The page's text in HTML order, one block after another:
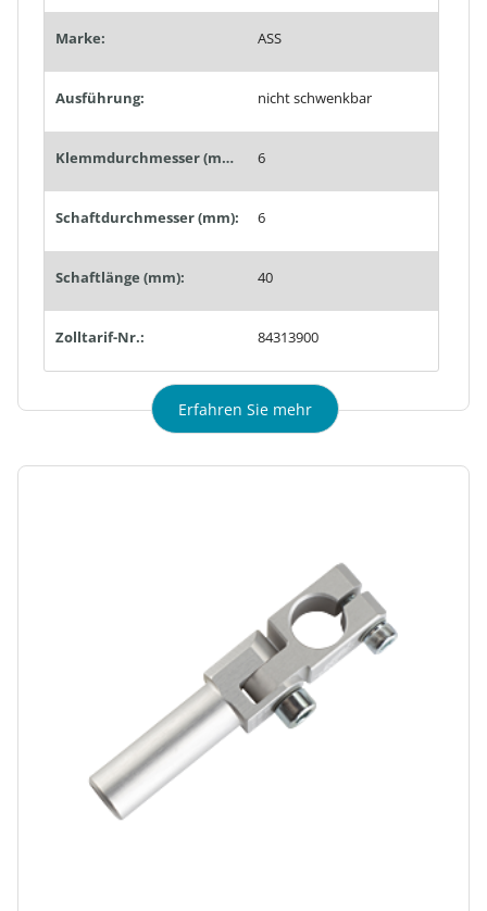
Marke: ASS
Ausführung: nicht schwenkbar
Klemmdurchmesser (mm): 6
Schaftdurchmesser (mm): 6
Schaftlänge (mm): 40
Zolltarif-Nr.: 84313900
Erfahren Sie mehr